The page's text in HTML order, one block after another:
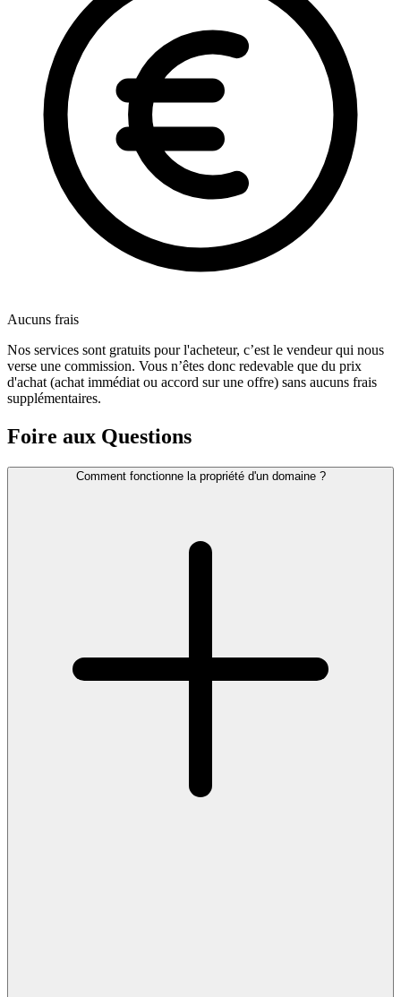
Aucuns frais
Nos services sont gratuits pour l'acheteur, c’est le vendeur qui nous
verse une commission. Vous n’êtes donc redevable que du prix
d'achat (achat immédiat ou accord sur une offre) sans aucuns frais
supplémentaires.
Foire aux Questions
Comment fonctionne la propriété d'un domaine ?